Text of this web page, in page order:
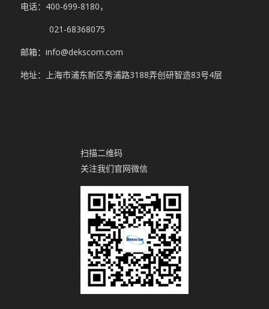
电话：400-699-8180，
021-68368075
邮箱：info@dekscom.com
地址：上海市浦东新区秀浦路3188弄创研智造83号4层
扫描二维码
关注我们官网微信